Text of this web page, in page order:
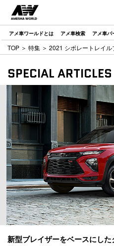
アメ車ワールドとは アメ車検索 アメ車パ
TOP ＞ 特集 ＞ 2021 シボレートレイル
SPECIAL ARTICLES
新型ブレイザーをベースにし